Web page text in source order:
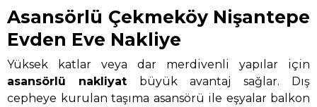
Asansörlü Çekmeköy Nişantepe
Evden Eve Nakliye
Yüksek katlar veya dar merdivenli yapılar için
asansörlü nakliyat büyük avantaj sağlar. Dış
cepheye kurulan taşıma asansörü ile eşyalar balkon